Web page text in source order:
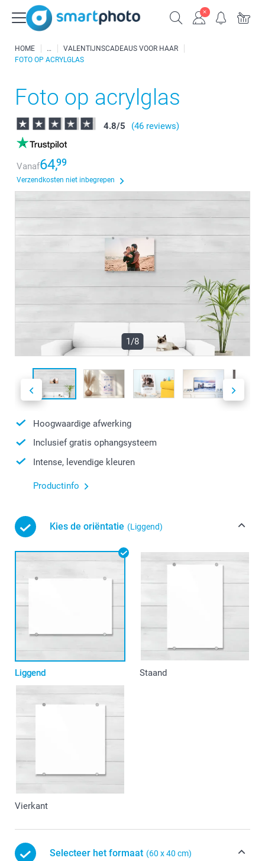
HOME
VALENTIJNSCADEAUS VOOR HAAR
FOTO OP ACRYLGLAS
Foto op acrylglas
4.8/5 (46 reviews)
Vanaf64,99
Verzendkosten niet inbegrepen
1/8
Hoogwaardige afwerking
Inclusief gratis ophangsysteem
Intense, levendige kleuren
Productinfo
Kies de oriëntatie (Liggend)
Liggend Staand
Vierkant
Selecteer het formaat (60 x 40 cm)